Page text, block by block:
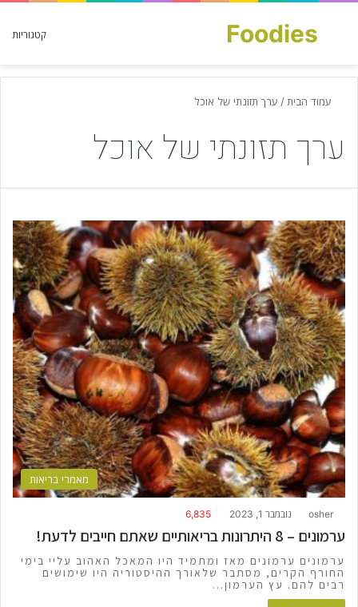
קטגוריות Foodies
חפש עבור
עמוד הבית / ערך תזונתי של אוכל
ערך תזונתי של אוכל
מאמרי בריאות
osher נובמבר 1, 2023 6,835
ערמונים – 8 היתרונות בריאותיים שאתם חייבים לדעת!
ערמונים ערמונים מאז ומתמיד היו המאכל האהוב עליי בימי
החורף הקרים, מסתבר שלאורך ההיסטוריה היו שימושים
רבים להם. עץ הערמון…